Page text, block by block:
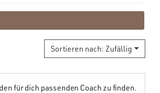
Sortieren nach:Zufällig
für dich passenden Coach zu finden.